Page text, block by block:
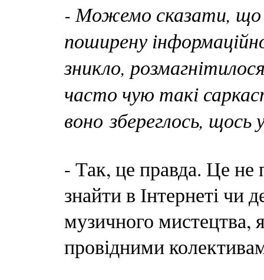
- Можемо сказати, що
поширену
зникло,
часто чую такі
воно збереглось, щось
- Так, це правда. Це не
знайти в Інтернеті чи
музичного мистецтва,
провідними